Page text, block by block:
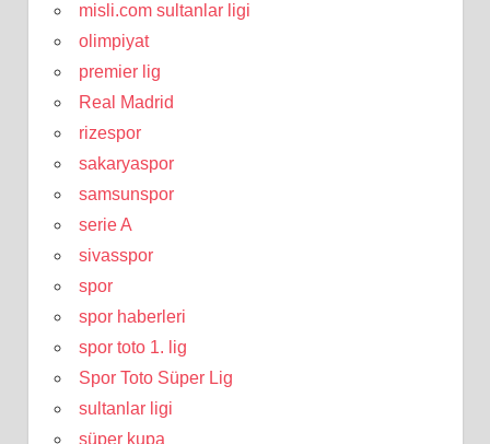
misli.com sultanlar ligi
olimpiyat
premier lig
Real Madrid
rizespor
sakaryaspor
samsunspor
serie A
sivasspor
spor
spor haberleri
spor toto 1. lig
Spor Toto Süper Lig
sultanlar ligi
süper kupa